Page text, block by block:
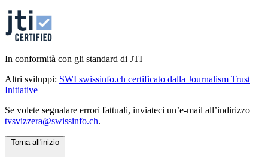
In conformità con gli standard di JTI
Altri sviluppi: SWI swissinfo.ch certificato dalla Journalism Trust
Initiative
Se volete segnalare errori fattuali, inviateci un’e-mail all’indirizzo
tvsvizzera@swissinfo.ch.
Torna all'inizio